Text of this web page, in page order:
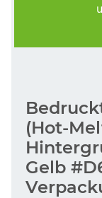
(Hot-
Gelb